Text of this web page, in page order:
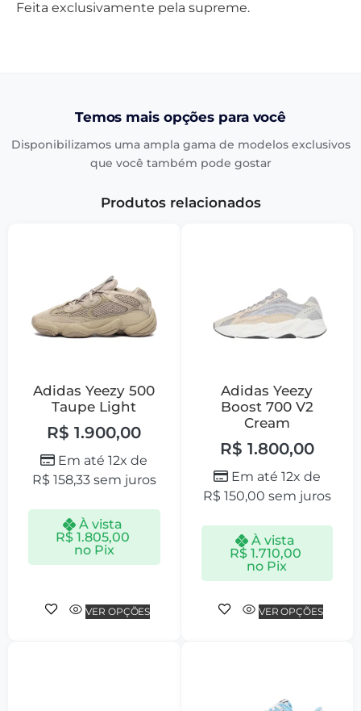
Feita exclusivamente pela supreme.
Temos mais opções para você
Disponibilizamos uma ampla gama de modelos exclusivos
que você também pode gostar
Produtos relacionados
Adidas Yeezy 500
Taupe Light
R$ 1.900,00
Em até 12x de
R$ 158,33sem juros
À vista
R$1.805,00
no Pix
VER OPÇÕES
Adidas Yeezy
Boost 700 V2
Cream
R$ 1.800,00
Em até 12x de
R$ 150,00 sem juros
À vista
R$1.710,00
no Pix
VER OPÇÕES